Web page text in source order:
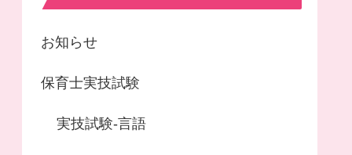
お知らせ
保育士実技試験
実技試験-言語